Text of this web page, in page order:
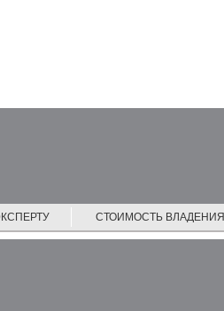
СТОИМОСТЬ ВЛАДЕНИЯ